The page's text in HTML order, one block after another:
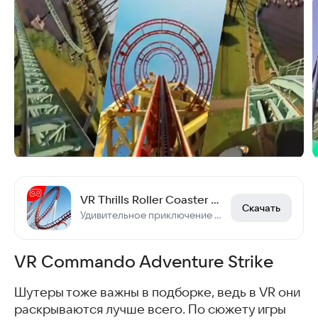
VR Thrills Roller Coaster Game
Удивительное приключение на аттракционе в VR
Скачать
VR Commando Adventure Strike
Шутеры тоже важны в подборке, ведь в VR они
раскрываются лучше всего. По сюжету игры